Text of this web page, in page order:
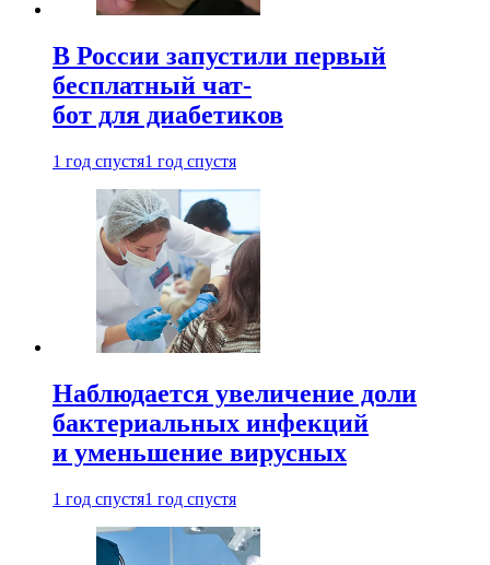
В России запустили первый
бесплатный чат-
бот для диабетиков
1 год спустя1 год спустя
Наблюдается увеличение доли
бактериальных инфекций
и уменьшение вирусных
1 год спустя1 год спустя